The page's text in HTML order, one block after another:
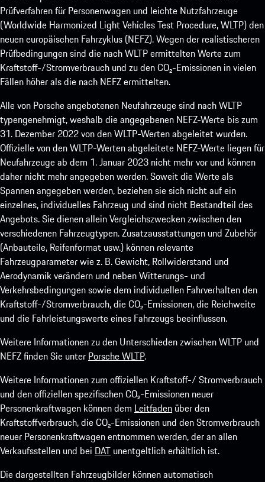
Prüfverfahren für Personenwagen und leichte Nutzfahrzeuge
(Worldwide Harmonized Light Vehicles Test Procedure, WLTP) den
neuen europäischen Fahrzyklus (NEFZ). Wegen der realistischeren
Prüfbedingungen sind die nach WLTP ermittelten Werte zum
Kraftstoff-/Stromverbrauch und zu den CO₂-Emissionen in vielen
Fällen höher als die nach NEFZ ermittelten.
Alle von Porsche angebotenen Neufahrzeuge sind nach WLTP
typengenehmigt, weshalb die angegebenen NEFZ-Werte bis zum
31. Dezember 2022 von den WLTP-Werten abgeleitet wurden.
Offizielle von den WLTP-Werten abgeleitete NEFZ-Werte liegen für
Neufahrzeuge ab dem 1. Januar 2023 nicht mehr vor und können
daher nicht mehr angegeben werden. Soweit die Werte als
Spannen angegeben werden, beziehen sie sich nicht auf ein
einzelnes, individuelles Fahrzeug und sind nicht Bestandteil des
Angebots. Sie dienen allein Vergleichszwecken zwischen den
verschiedenen Fahrzeugtypen. Zusatzausstattungen und Zubehör
(Anbauteile, Reifenformat usw.) können relevante
Fahrzeugparameter wie z. B. Gewicht, Rollwiderstand und
Aerodynamik verändern und neben Witterungs- und
Verkehrsbedingungen sowie dem individuellen Fahrverhalten den
Kraftstoff-/Stromverbrauch, die CO₂-Emissionen, die Reichweite
und die Fahrleistungswerte eines Fahrzeugs beeinflussen.
Weitere Informationen zu den Unterschieden zwischen WLTP und
NEFZ finden Sie unter Porsche WLTP.
Weitere Informationen zum offiziellen Kraftstoff-/ Stromverbrauch
und den offiziellen spezifischen CO₂-Emissionen neuer
Personenkraftwagen können dem Leitfaden über den
Kraftstoffverbrauch, die CO₂-Emissionen und den Stromverbrauch
neuer Personenkraftwagen entnommen werden, der an allen
Verkaufsstellen und bei DAT unentgeltlich erhältlich ist.
Die dargestellten Fahrzeugbilder können automatisch